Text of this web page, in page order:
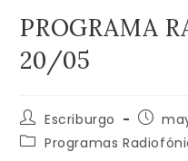
PROGRAMA
20/05
Autor
de
la
Escriburgo
de
la
Categoría
Programas